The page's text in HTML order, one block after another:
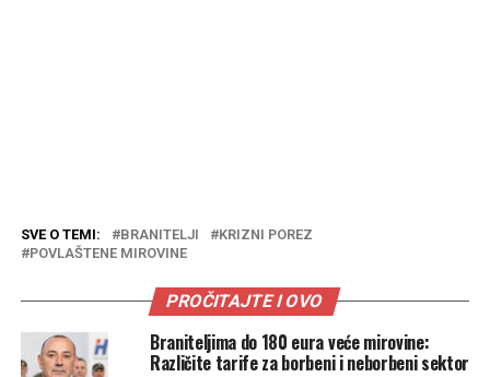
SVE O TEMI: BRANITELJI
KRIZNI POREZ
POVLAŠTENE MIROVINE
PROČITAJTE I OVO
Braniteljima do 180 eura veće mirovine:
Različite tarife za borbeni i neborbeni sektor